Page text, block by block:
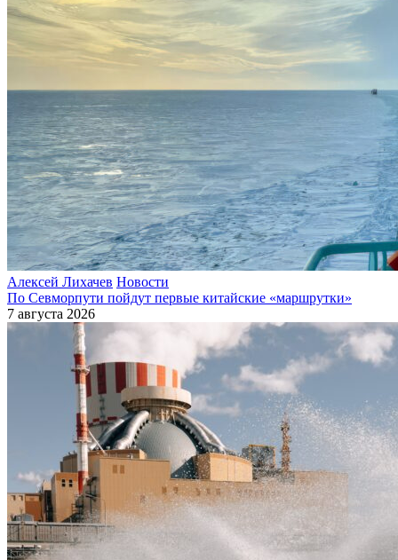
Алексей Лихачев Новости
По Севморпути пойдут первые китайские «маршрутки»
7 августа 2026